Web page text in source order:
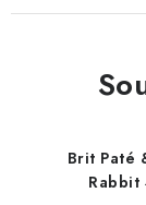
Brit Paté
Rabbit